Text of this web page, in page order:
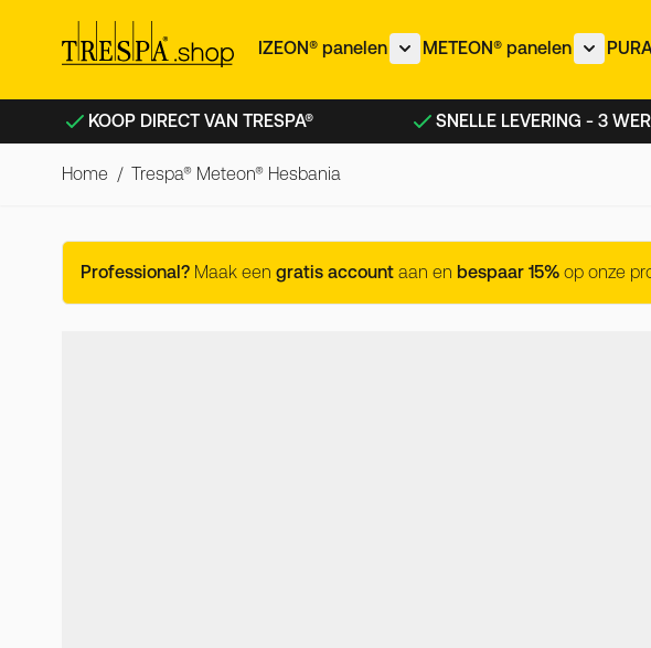
IZEON® panelen
Toon submenu voor IZEON®
METEON® panelen
Toon
KOOP DIRECT VAN TRESPA® SNELLE LEVERING - 3
Home / Trespa® Meteon® Hesbania
Trespa® Meteon® Hesbania
Professional? Maak een gratis account aan en bespaar 15% op onze